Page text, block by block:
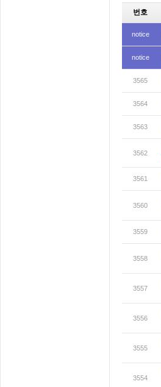
번호
notice
notice
3565
3564
3563
3562
3561
3560
3559
3558
3557
3556
3555
3554